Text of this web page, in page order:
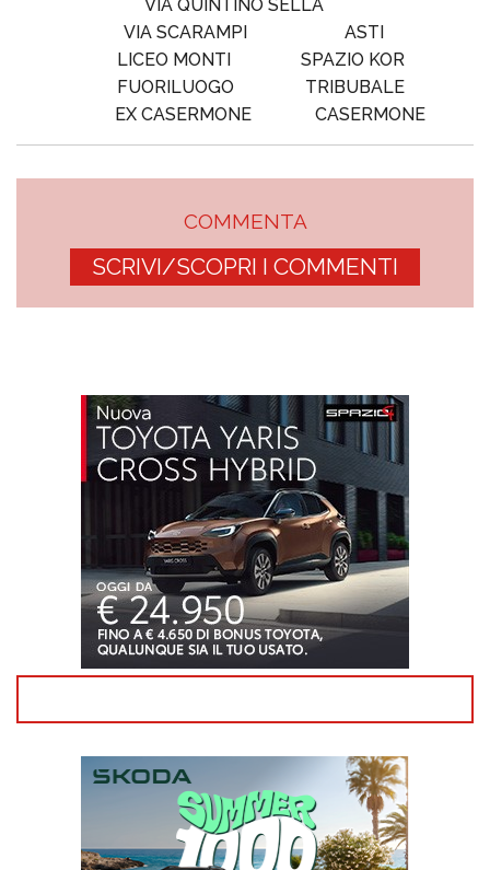
VIA QUINTINO SELLA
VIA SCARAMPI
ASTI
LICEO MONTI
SPAZIO KOR
FUORILUOGO
TRIBUBALE
EX CASERMONE
CASERMONE
COMMENTA
SCRIVI/SCOPRI I COMMENTI